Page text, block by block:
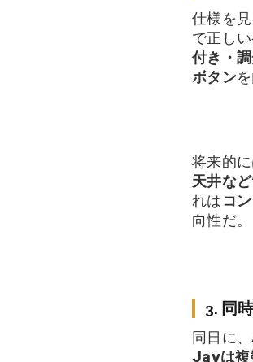
仕様を
で正し
付き・
ボタン
将来的
天井な
れはコ
向性だ。
3. 同
同日に
Jayは複